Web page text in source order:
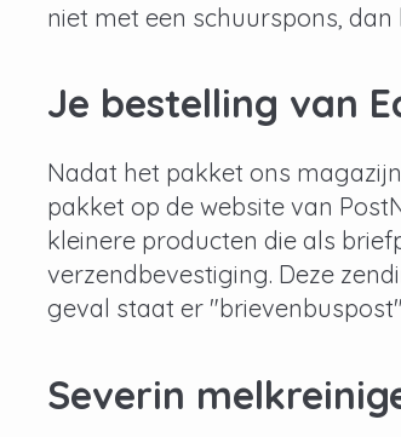
niet met een schuurspons,
Je bestelling van
Nadat het pakket ons
pakket op de website van
kleinere producten die als
verzendbevestiging. Deze
geval staat er
Severin